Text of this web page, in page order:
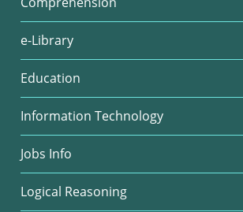
e-Library
Education
Information Technology
Jobs Info
Logical Reasoning